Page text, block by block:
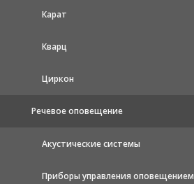
Карат
Кварц
Циркон
Речевое оповещение
Акустические системы
Приборы управления оповещением